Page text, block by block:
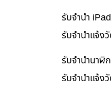
รับจำนำ
รับจํานําแจ้ง
รับจำนำนาฬิ
รับจํานําแจ้ง